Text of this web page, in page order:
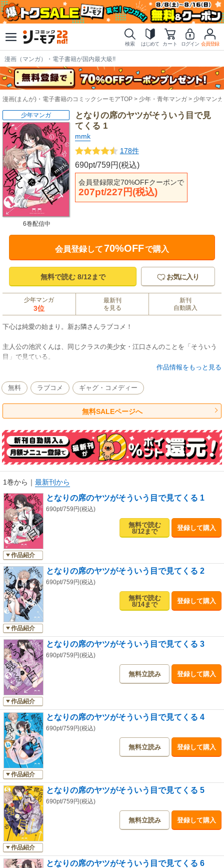
検索 はじめて カート ログイン 会員登録
漫画（マンガ）・電子書籍が国内最大級!!
漫画(まんが)・電子書籍のコミックシーモアTOP 少年・青年マンガ 少年マンガ
となりの席のヤツがそういう目で見
てくる 1
mmk
178件
690pt/759円(税込)
会員登録限定70%OFFクーポンで
207pt/227円(税込)
少年マンガ
6巻配信中
会員登録して70%OFFで購入
無料で読む 8/12まで お気に入り
少年マンガ
3位
最新刊
を見る
新刊
自動購入
下心は純愛の始まり。新お隣さんラブコメ！
主人公の池沢くんは、同じクラスの美少女・江口さんのことを「そういう
目」で見ている。
チラ見えする筋肉、汗ばむ肌、髪の香り…
互いに興味津々な２人の「下心」から始まる純愛ラブコメ！
作品情報をもっと見る
無料 ラブコメ ギャグ・コメディー
無料SALEページへ
1巻から ｜ 最新刊から
作品紹介
となりの席のヤツがそういう目で見てくる 1
690pt/759円(税込)
無料で読む
8/12まで
登録して購入
作品紹介
となりの席のヤツがそういう目で見てくる 2
690pt/759円(税込)
無料で読む
8/14まで
登録して購入
作品紹介
となりの席のヤツがそういう目で見てくる 3
690pt/759円(税込)
無料立読み 登録して購入
作品紹介
となりの席のヤツがそういう目で見てくる 4
690pt/759円(税込)
無料立読み 登録して購入
作品紹介
となりの席のヤツがそういう目で見てくる 5
690pt/759円(税込)
無料立読み 登録して購入
となりの席のヤツがそういう目で見てくる 6